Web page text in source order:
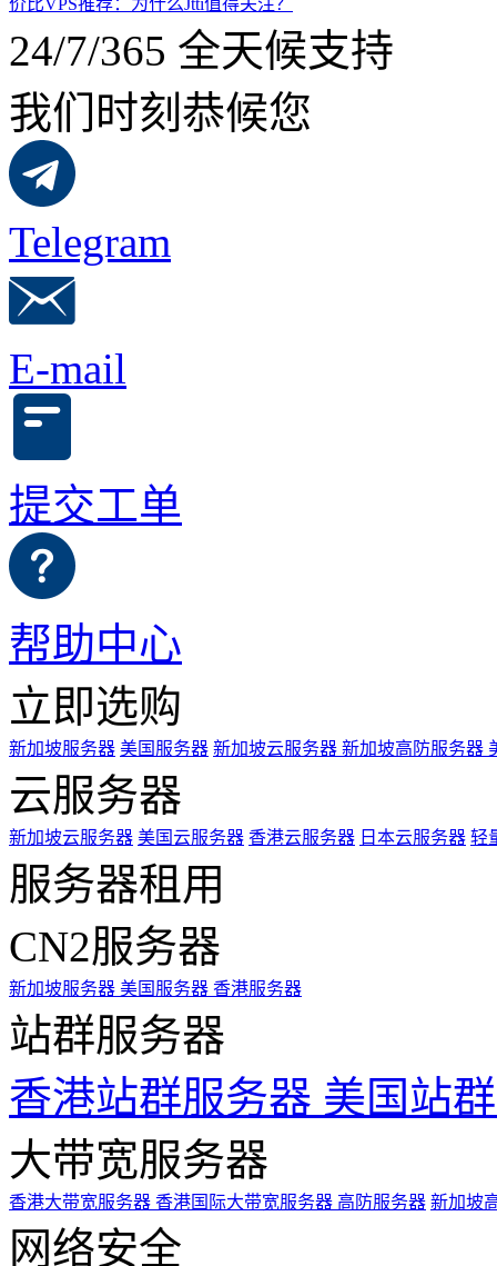
24/7/365 全天候支持
我们时刻恭候您
Telegram
E-mail
提交工单
帮助中心
立即选购
新加坡服务器 美国服务器 新加坡云服务器 新加坡高防服务器
云服务器
新加坡云服务器 美国云服务器 香港云服务器 日本云服务器 轻
服务器租用
CN2服务器
新加坡服务器 美国服务器 香港服务器
站群服务器
香港站群服务器 美国站
大带宽服务器
香港大带宽服务器 香港国际大带宽服务器 高防服务器 新加坡
网络安全